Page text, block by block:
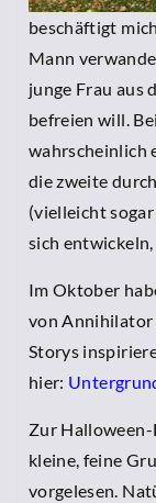
beschäftigt
Mann
junge Frau aus
befreien will.
wahrscheinlich
die zweite
(vielleicht
sich
Im Oktober
von Annihilator
Storys
hier:
Zur Halloween-
kleine, feine
vorgelesen.